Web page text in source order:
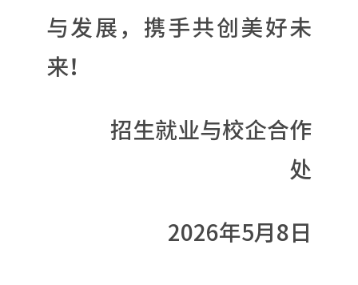
与发展，携手共创美好未
来！
招生就业与校企合作
处
2026年5月8日